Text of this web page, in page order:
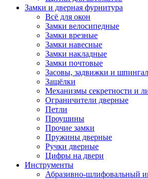
Замки и дверная фурнитура
Всё для окон
Замки велосипедные
Замки врезные
Замки навесные
Замки накладные
Замки почтовые
Засовы, задвижки и
Защёлки
Механизмы секретности и
Ограничители дверные
Петли
Проушины
Прочие замки
Пружины дверные
Ручки дверные
Цифры на двери
Инструменты
Абразивно-шлифовальный